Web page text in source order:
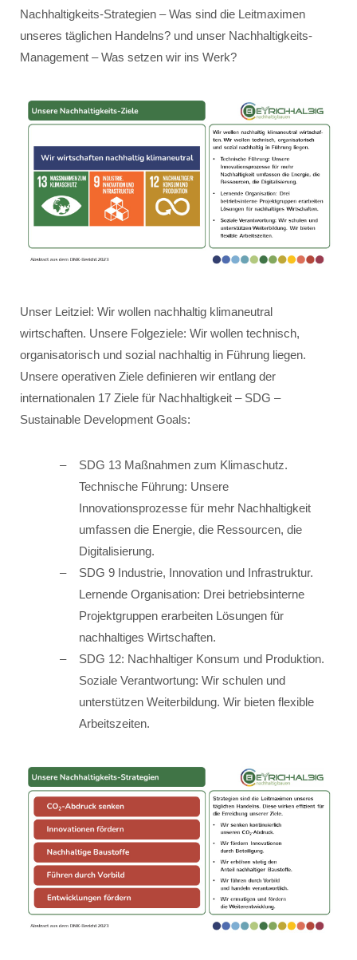
Nachhaltigkeits-Strategien – Was sind die Leitmaximen
unseres täglichen Handelns? und unser Nachhaltigkeits-
Management – Was setzen wir ins Werk?
Unser Leitziel: Wir wollen nachhaltig klimaneutral
wirtschaften. Unsere Folgeziele: Wir wollen technisch,
organisatorisch und sozial nachhaltig in Führung liegen.
Unsere operativen Ziele definieren wir entlang der
internationalen 17 Ziele für Nachhaltigkeit – SDG –
Sustainable Development Goals:
SDG 13 Maßnahmen zum Klimaschutz.
Technische Führung: Unsere
Innovationsprozesse für mehr Nachhaltigkeit
umfassen die Energie, die Ressourcen, die
Digitalisierung.
SDG 9 Industrie, Innovation und Infrastruktur.
Lernende Organisation: Drei betriebsinterne
Projektgruppen erarbeiten Lösungen für
nachhaltiges Wirtschaften.
SDG 12: Nachhaltiger Konsum und Produktion.
Soziale Verantwortung: Wir schulen und
unterstützen Weiterbildung. Wir bieten flexible
Arbeitszeiten.